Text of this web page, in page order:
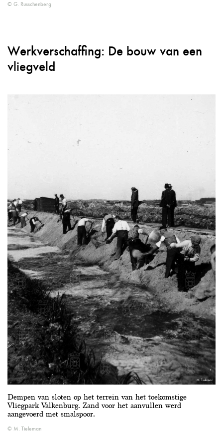
G. Russchenberg
Werkverschaffing: De bouw van een
vliegveld
Dempen van sloten op het terrein van het toekomstige
Vliegpark Valkenburg. Zand voor het aanvullen werd
aangevoerd met smalspoor.
M. Tieleman